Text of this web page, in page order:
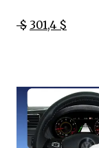
$ 301,4 $